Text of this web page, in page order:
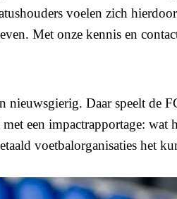
voelen zich
Met onze kennis en
nieuwsgierig. Daar speelt
een impactrapportage:
voetbalorganisaties het